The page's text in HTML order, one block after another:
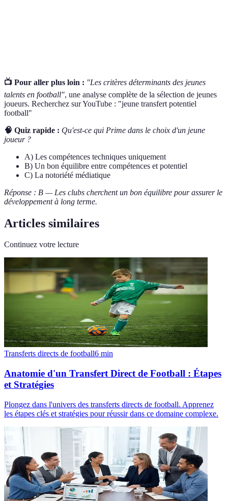
📺 Pour aller plus loin : "Les critères déterminants des jeunes
talents en football", une analyse complète de la sélection de jeunes
joueurs. Recherchez sur YouTube : "jeune transfert potentiel
football"
🧠 Quiz rapide : Qu'est-ce qui Prime dans le choix d'un jeune
joueur ?
A) Les compétences techniques uniquement
B) Un bon équilibre entre compétences et potentiel
C) La notoriété médiatique
Réponse : B — Les clubs cherchent un bon équilibre pour assurer le
développement à long terme.
Articles similaires
Continuez votre lecture
Transferts directs de football6 min
Anatomie d'un Transfert Direct de Football : Étapes
et Stratégies
Plongez dans l'univers des transferts directs de football. Apprenez
les étapes clés et stratégies pour réussir dans ce domaine complexe.